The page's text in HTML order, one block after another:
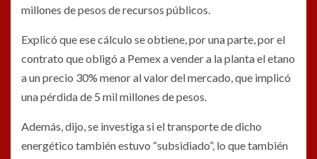
millones de pesos de recursos públicos.
Explicó que ese cálculo se obtiene, por una parte, por el
contrato que obligó a Pemex a vender a la planta el etano
a un precio 30% menor al valor del mercado, que implicó
una pérdida de 5 mil millones de pesos.
Además, dijo, se investiga si el transporte de dicho
energético también estuvo “subsidiado”, lo que también